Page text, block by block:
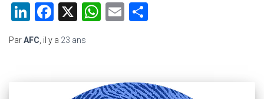
LinkedIn
Facebook
X WhatsApp
Email
ParAFC, il y a 23 ans